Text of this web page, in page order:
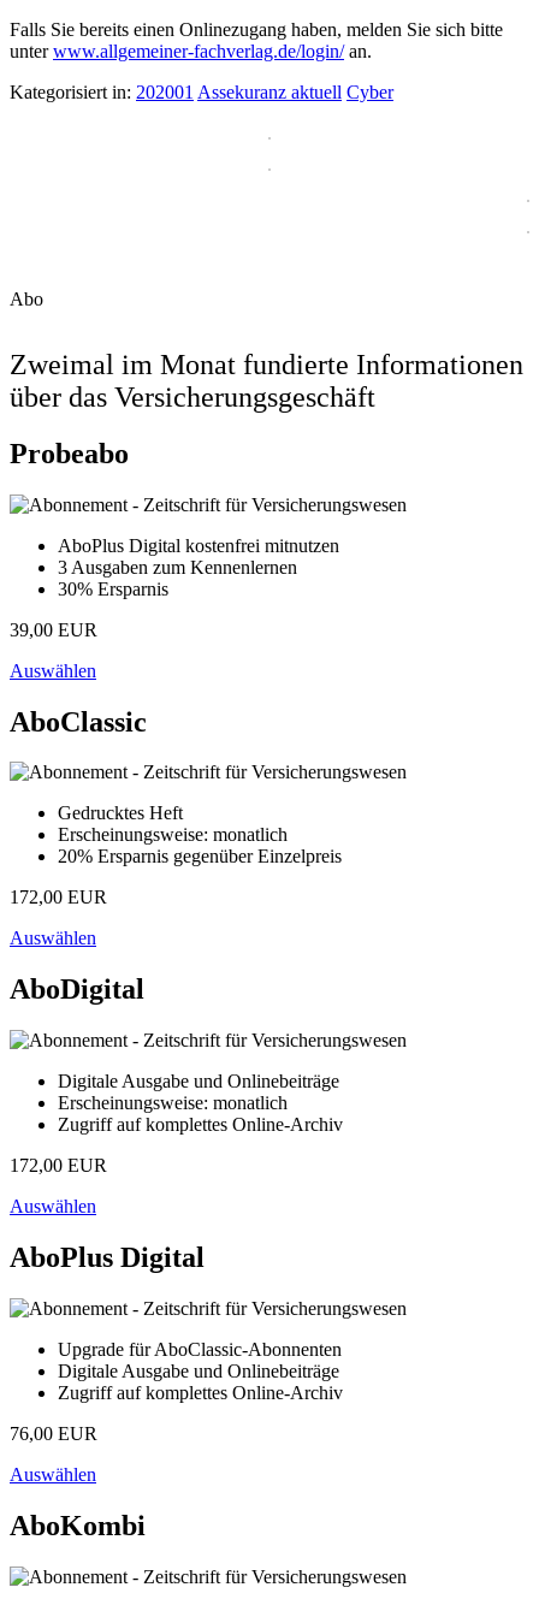
Falls Sie bereits einen Onlinezugang haben, melden Sie sich bitte
unterwww.allgemeiner-fachverlag.de/login/an.
Kategorisiert in: 202001 Assekuranz aktuell Cyber
Abo
Zweimal im Monat fundierte Informationen
über das Versicherungsgeschäft
Probeabo
AboPlus Digital kostenfrei mitnutzen
3 Ausgaben zum Kennenlernen
30% Ersparnis
39,00 EUR
Auswählen
AboClassic
Gedrucktes Heft
Erscheinungsweise: monatlich
20% Ersparnis gegenüber Einzelpreis
172,00 EUR
Auswählen
AboDigital
Digitale Ausgabe und Onlinebeiträge
Erscheinungsweise: monatlich
Zugriff auf komplettes Online-Archiv
172,00 EUR
Auswählen
AboPlus Digital
Upgrade für AboClassic-Abonnenten
Digitale Ausgabe und Onlinebeiträge
Zugriff auf komplettes Online-Archiv
76,00 EUR
Auswählen
AboKombi